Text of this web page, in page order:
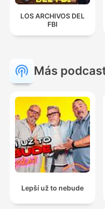
LOS ARCHIVOS DEL
FBI
Más
Lepší už to nebude